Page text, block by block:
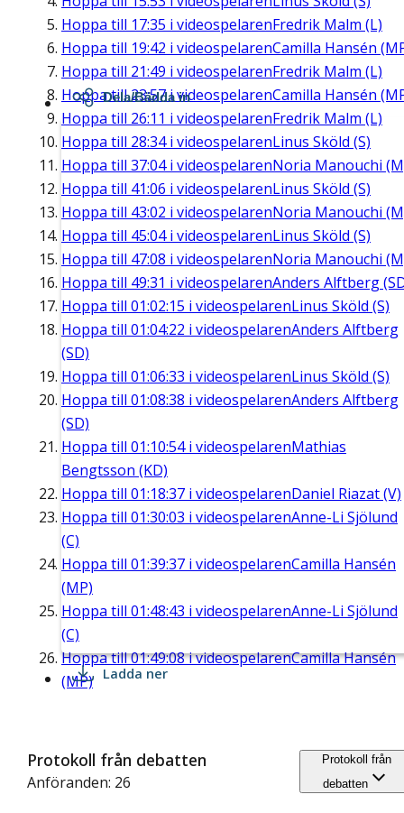
Hoppa till 17:35 i videospelarenFredrik Malm (L)
Hoppa till 19:42 i videospelarenCamilla Hansén
Hoppa till 21:49 i videospelarenFredrik Malm (L)
Hoppa till23:57i videospelarenCamilla Hansén
Hoppa till 26:11 i videospelarenFredrik Malm (L)
Hoppa till 28:34i videospelarenLinus Sköld (S)
Hoppa till 37:04i videospelarenNoria Manouchi
Hoppa till 41:06 i videospelarenLinus Sköld (S)
Hoppa till 43:02 i videospelarenNoria Manouchi
Hoppa till 45:04i videospelarenLinus Sköld (S)
Hoppa till 47:08 i videospelarenNoria Manouchi
Hoppa till 49:31 i videospelarenAnders Alftberg
Hoppa till 01:02:15 i videospelarenLinus Sköld (S)
Hoppa till 01:04:22 i videospelarenAnders Alftberg
(SD)
Hoppa till 01:06:33 i videospelarenLinus Sköld (S)
Hoppa till 01:08:38 i videospelarenAnders Alftberg
(SD)
Hoppa till 01:10:54i videospelarenMathias
Bengtsson (KD)
Hoppa till 01:18:37 i videospelarenDaniel Riazat (V)
Hoppa till 01:30:03 i videospelarenAnne-Li Sjölund
(C)
Hoppa till 01:39:37 i videospelarenCamilla Hansén
(MP)
Hoppa till 01:48:43 i videospelarenAnne-Li Sjölund
(C)
Hoppa till01:49:08i videospelarenCamilla Hansén
(MP)
Dela/Bädda in
Ladda ner
Protokoll från debatten
Anföranden: 26
Protokoll från
debatten